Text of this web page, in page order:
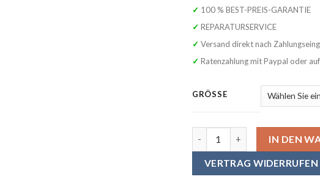
✓ 100 % BEST-PREIS-GARANTIE
✓ REPARATURSERVICE
✓ Versand direkt nach
✓ Ratenzahlung mit Paypal oder
GRÖSSE
IN DEN
VERTRAG WIDERRUFEN